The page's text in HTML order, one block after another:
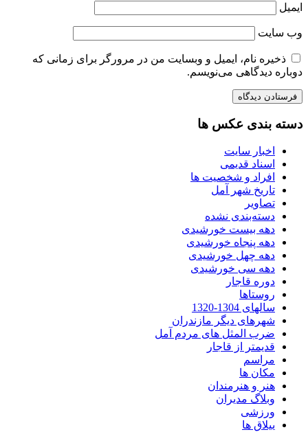
ایمیل
وب‌ سایت
ذخیره نام، ایمیل و وبسایت من در مرورگر برای زمانی که
دوباره دیدگاهی می‌نویسم.
دسته بندی عکس ها
اخبار سایت
اسناد قدیمی
افراد و شخصیت ها
تاریخ شهر آمل
تصاویر
دسته‌بندی نشده
دهه بیست خورشیدی
دهه پنجاه خورشیدی
دهه چهل خورشیدی
دهه سی خورشیدی
دوره قاجار
روستاها
سالهای 1304-1320
شهرهای دیگر مازندران
ضرب المثل های مردم آمل
قدیمتر از قاجار
مراسم
مکان ها
هنر و هنرمندان
وبلاگ مدیران
ورزشی
ییلاق ها